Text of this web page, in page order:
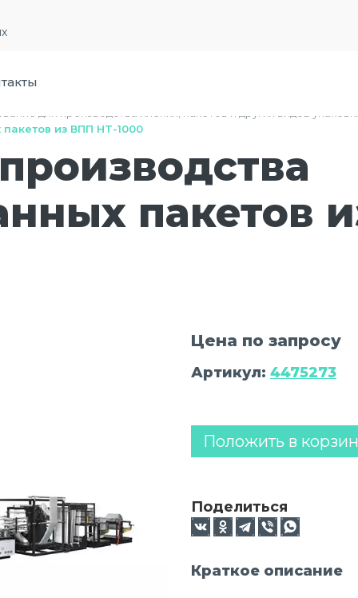
из ВПП HT-1000
пакетов
Цена по запросу
Артикул: 4475273
Положить в
Поделиться
Краткое описание